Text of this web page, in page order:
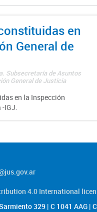
en
General de
Subsecretaría de Asuntos
General de Justicia
en la Inspección
IGJ.
4.0 International
329 | C 1041 AAG |